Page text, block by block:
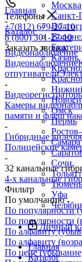
Телефоны
+7(812) 679-27-10
8 (800) 301-27-10
Заказать звонок
Москва
Санкт-
Казань
Омск
Пермь
Самара
Сочи
Тюмень
Уфа
Личный
Главная
Каталог
Главная
-
Каталог
-
Видеонаблюдение
Видеонаблюдение
отпугиватели
-
Камеры
памяти и флеш
-
Гибридные
Полицейские
-
32 канальные
4-х канальные
Фильтр
По умолчанию
По популярности
По популярности
По алфавиту
По алфавиту
По цене